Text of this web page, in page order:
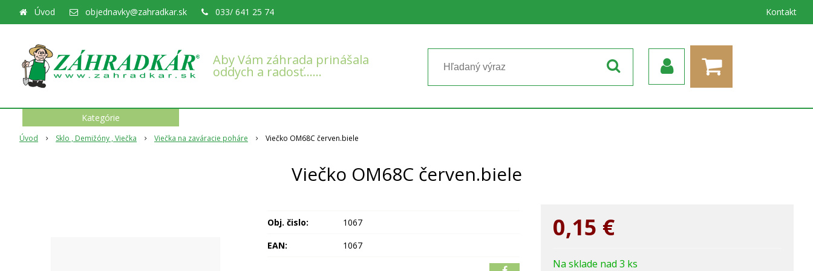
Aby Vám záhrada prinášala
oddych a radosť……
Úvod objednavky@zahradkar.sk 033/ 641 25 74 Kontakt
Úvod Sklo , Demižóny , Viečka Viečka na zaváracie poháre Viečko OM68C červen.biele
Viečko OM68C červen.biele
0,15 €
Na sklade nad 3 ks
Obj. čislo:
1067
EAN:
1067
Kategórie